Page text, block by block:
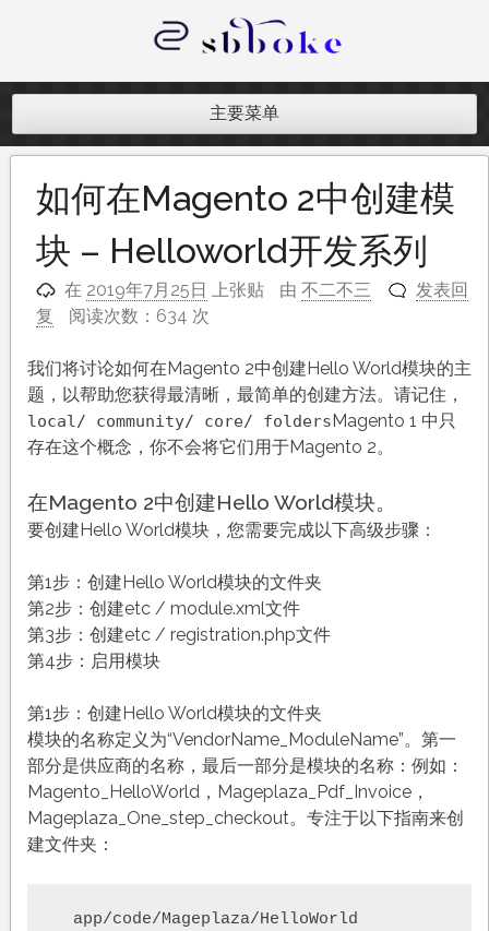
内
记录跨境电商独立站开发遇到的点点
主要菜单
如何在Magento 2中创建模
块 – Helloworld开发系列
在 2019年7月25日 上张贴 由 不二不三
发表回
复
阅读次数：634 次
我们将讨论如何在Magento 2中创建Hello World模块的主
题，以帮助您获得最清晰，最简单的创建方法。请记住，
local/ community/ core/ folders Magento 1 中只
存在这个概念，你不会将它们用于Magento 2。
在Magento 2中创建Hello World模块。
要创建Hello World模块，您需要完成以下高级步骤：
第1步：创建Hello World模块的文件夹
第2步：创建etc / module.xml文件
第3步：创建etc / registration.php文件
第4步：启用模块
第1步：创建Hello World模块的文件夹
模块的名称定义为“VendorName_ModuleName”。第一
部分是供应商的名称，最后一部分是模块的名称：例如：
Magento_HelloWorld，Mageplaza_Pdf_Invoice，
Mageplaza_One_step_checkout。专注于以下指南来创
建文件夹：
  app/code/Mageplaza/HelloWorld